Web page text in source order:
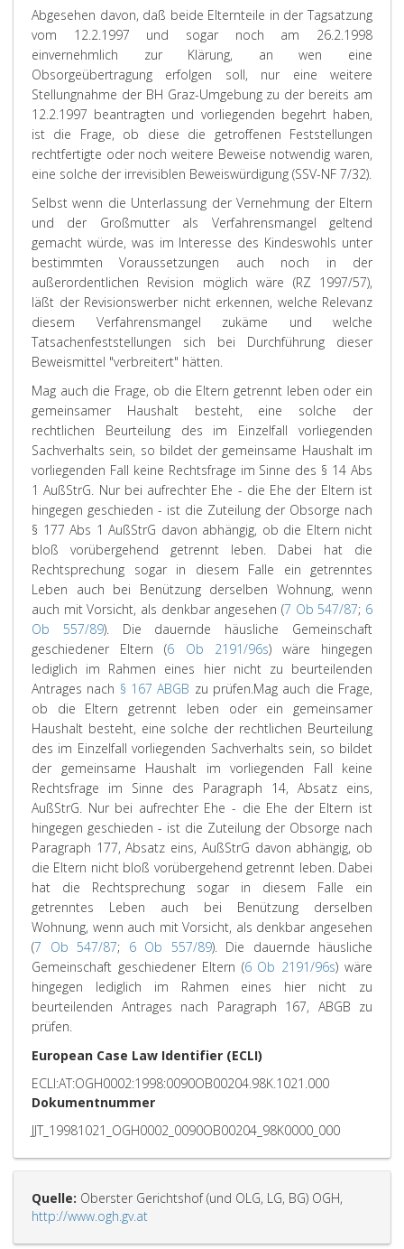
Abgesehen davon, daß beide Elternteile in der Tagsatzung
vom 12.2.1997 und sogar noch am 26.2.1998
einvernehmlich zur Klärung, an wen eine
Obsorgeübertragung erfolgen soll, nur eine weitere
Stellungnahme der BH Graz-Umgebung zu der bereits am
12.2.1997 beantragten und vorliegenden begehrt haben,
ist die Frage, ob diese die getroffenen Feststellungen
rechtfertigte oder noch weitere Beweise notwendig waren,
eine solche der irrevisiblen Beweiswürdigung (SSV-NF 7/32).
Selbst wenn die Unterlassung der Vernehmung der Eltern
und der Großmutter als Verfahrensmangel geltend
gemacht würde, was im Interesse des Kindeswohls unter
bestimmten Voraussetzungen auch noch in der
außerordentlichen Revision möglich wäre (RZ 1997/57),
läßt der Revisionswerber nicht erkennen, welche Relevanz
diesem Verfahrensmangel zukäme und welche
Tatsachenfeststellungen sich bei Durchführung dieser
Beweismittel "verbreitert" hätten.
Mag auch die Frage, ob die Eltern getrennt leben oder ein
gemeinsamer Haushalt besteht, eine solche der
rechtlichen Beurteilung des im Einzelfall vorliegenden
Sachverhalts sein, so bildet der gemeinsame Haushalt im
vorliegenden Fall keine Rechtsfrage im Sinne des § 14 Abs
1 AußStrG. Nur bei aufrechter Ehe - die Ehe der Eltern ist
hingegen geschieden - ist die Zuteilung der Obsorge nach
§ 177 Abs 1 AußStrG davon abhängig, ob die Eltern nicht
bloß vorübergehend getrennt leben. Dabei hat die
Rechtsprechung sogar in diesem Falle ein getrenntes
Leben auch bei Benützung derselben Wohnung, wenn
auch mit Vorsicht, als denkbar angesehen (7 Ob 547/87; 6
Ob 557/89). Die dauernde häusliche Gemeinschaft
geschiedener Eltern (6 Ob 2191/96s) wäre hingegen
lediglich im Rahmen eines hier nicht zu beurteilenden
Antrages nach § 167 ABGB zu prüfen.Mag auch die Frage,
ob die Eltern getrennt leben oder ein gemeinsamer
Haushalt besteht, eine solche der rechtlichen Beurteilung
des im Einzelfall vorliegenden Sachverhalts sein, so bildet
der gemeinsame Haushalt im vorliegenden Fall keine
Rechtsfrage im Sinne des Paragraph 14, Absatz eins,
AußStrG. Nur bei aufrechter Ehe - die Ehe der Eltern ist
hingegen geschieden - ist die Zuteilung der Obsorge nach
Paragraph 177, Absatz eins, AußStrG davon abhängig, ob
die Eltern nicht bloß vorübergehend getrennt leben. Dabei
hat die Rechtsprechung sogar in diesem Falle ein
getrenntes Leben auch bei Benützung derselben
Wohnung, wenn auch mit Vorsicht, als denkbar angesehen
(7 Ob 547/87; 6 Ob 557/89). Die dauernde häusliche
Gemeinschaft geschiedener Eltern (6 Ob 2191/96s) wäre
hingegen lediglich im Rahmen eines hier nicht zu
beurteilenden Antrages nach Paragraph 167, ABGB zu
prüfen.
European Case Law Identifier (ECLI)
ECLI:AT:OGH0002:1998:0090OB00204.98K.1021.000
Dokumentnummer
JJT_19981021_OGH0002_0090OB00204_98K0000_000
Quelle: Oberster Gerichtshof (und OLG, LG, BG) OGH,
http://www.ogh.gv.at